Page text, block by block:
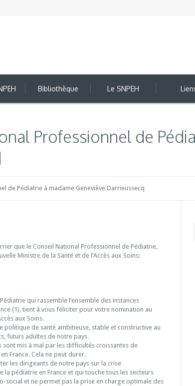
Bibliothèque Le SNPEH
Professionnel de
de Pédiatrie à madame Geneviève Darrieussecq
que le Conseil National Professionnel de Pédiatrie,
Ministre de la Santé et de l’Accès aux Soins:
qui rassemble l’ensemble des instances
(1), tient à vous féliciter pour votre nomination au
aux Soins.
politique de santé ambitieuse, stable et constructive au
futurs adultes de notre pays.
sont mis à mal par les difficultés croissantes de
France. Cela ne peut durer.
les dirigeants de notre pays sur la crise
pédiatrie en France et qui touche tous les secteurs
social et ne permet pas la prise en charge optimale des